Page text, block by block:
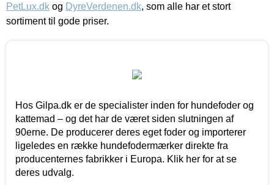
PetLux.dk og DyreVerdenen.dk, som alle har et stort
sortiment til gode priser.
Hos Gilpa.dk er de specialister inden for hundefoder og
kattemad – og det har de været siden slutningen af
90erne. De producerer deres eget foder og importerer
ligeledes en række hundefodermærker direkte fra
producenternes fabrikker i Europa. Klik her for at se
deres udvalg.